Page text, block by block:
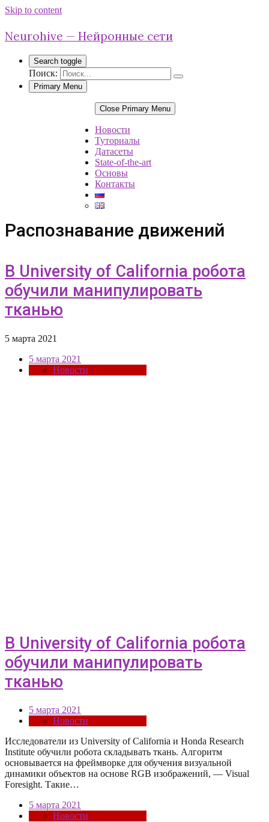
Skip to content
Neurohive — Нейронные сети
Search toggle
Поиск:
Primary Menu
Close Primary Menu
Новости
Туториалы
Датасеты
State-of-the-art
Основы
Контакты
Распознавание движений
В University of California робота
обучили манипулировать
тканью
5 марта 2021
5 марта 2021
Новости
В University of California робота
обучили манипулировать
тканью
5 марта 2021
Новости
Исследователи из University of California и Honda Research
Institute обучили робота складывать ткань. Алгоритм
основывается на фреймворке для обучения визуальной
динамики объектов на основе RGB изображений, — Visual
Foresight. Такие…
5 марта 2021
Новости